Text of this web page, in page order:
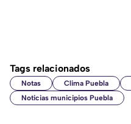
Tags relacionados
Notas Clima Puebla
Noticias municipios Puebla